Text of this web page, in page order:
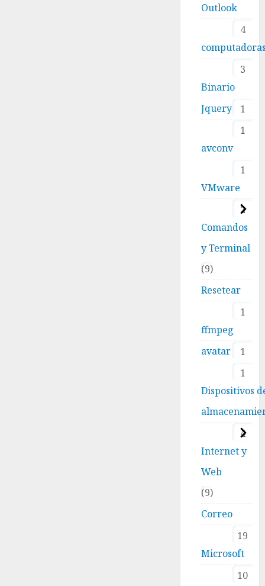
Outlook
4
3
Binario
1
Jquery
1
avconv
1
VMware
2
Comandos
y Terminal
9
Resetear
1
ffmpeg
1
avatar
1
Dispositivos
4
Internet y
Web
9
Correo
19
Microsoft
10